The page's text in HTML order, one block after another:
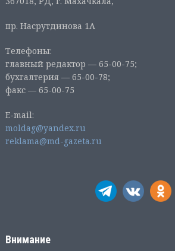
пр. Насрутдинова 1А
Телефоны:
главный редактор — 65-00-75;
бухгалтерия — 65-00-78;
факс — 65-00-75
E-mail:
moldag@yandex.ru
reklama@md-gazeta.ru
Внимание